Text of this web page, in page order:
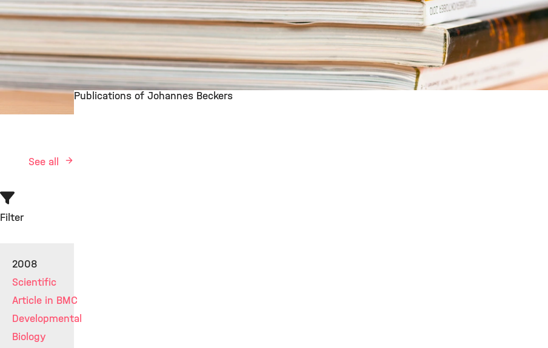
Publications of Johannes Beckers
See all
Filter
2008
Scientific
Article in BMC
Developmental
Biology